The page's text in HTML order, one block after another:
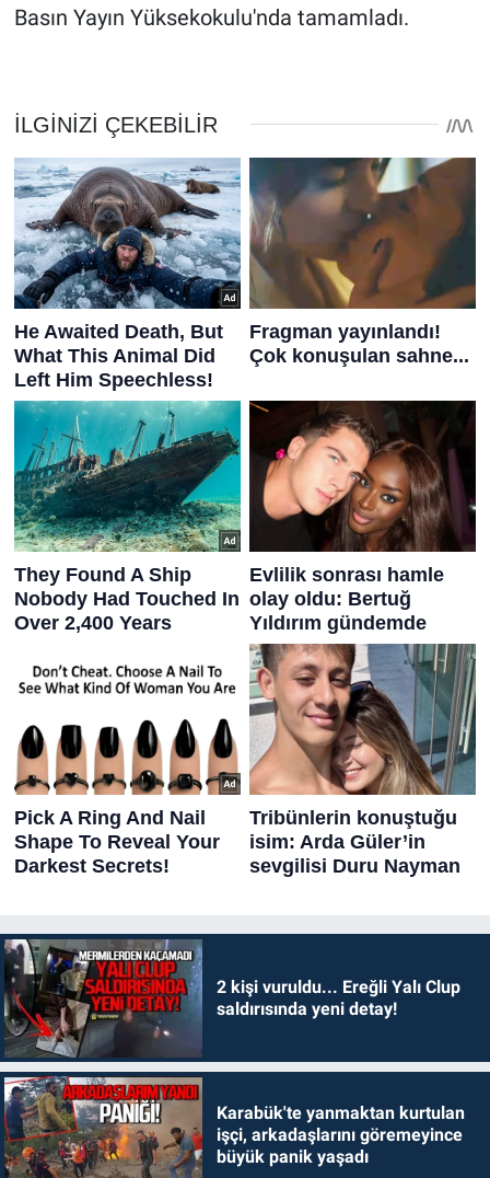
Basın Yayın Yüksekokulu'nda tamamladı.
2 kişi vuruldu... Ereğli Yalı Clup
saldırısında yeni detay!
Karabük'te yanmaktan kurtulan
işçi, arkadaşlarını göremeyince
büyük panik yaşadı